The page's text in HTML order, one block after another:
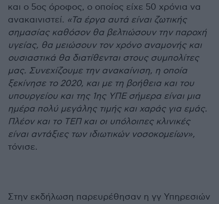
και ο 5ος όροφος, ο οποίος είχε 50 χρόνια να
ανακαινιστεί. «Τα έργα αυτά είναι ζωτικής
σημασίας καθόσον θα βελτιώσουν την παροχή
υγείας, θα μειώσουν τον χρόνο αναμονής και
ουσιαστικά θα διατίθενται στους συμπολίτες
μας. Συνεχίζουμε την ανακαίνιση, η οποία
ξεκίνησε το 2020, και με τη βοήθεια και του
υπουργείου και της 1ης ΥΠΕ σήμερα είναι μια
ημέρα πολύ μεγάλης τιμής και χαράς για εμάς.
Πλέον και το ΤΕΠ και οι υπόλοιπες κλινικές
είναι αντάξιες των ιδιωτικών νοσοκομείων»,
τόνισε.
Στην εκδήλωση παρευρέθησαν η γγ Υπηρεσιών